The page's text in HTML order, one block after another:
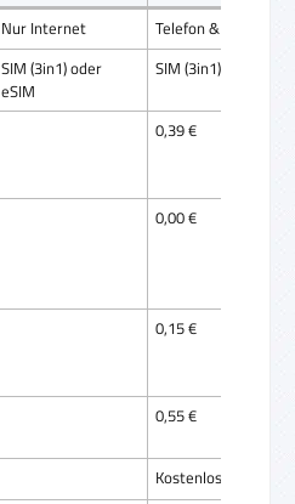
Nur Internet Telefon & Internet
SIM (3in1) oder
eSIM
SIM (3in1)
0,39 €
0,00 €
0,15 €
0,55 €
Kostenlos